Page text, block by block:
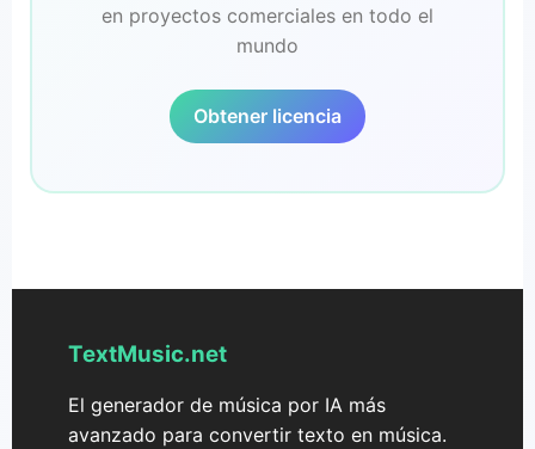
en proyectos comerciales en todo el
mundo
Obtener licencia
TextMusic.net
El generador de música por IA más
avanzado para convertir texto en música.